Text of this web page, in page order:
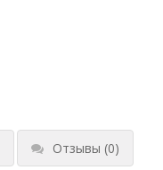
Отзывы (0)